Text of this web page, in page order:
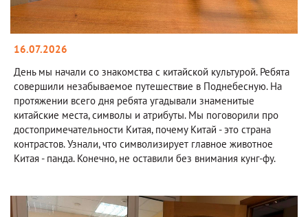
16.07.2026
День мы начали со знакомства с китайской культурой. Ребята
совершили незабываемое путешествие в Поднебесную. На
протяжении всего дня ребята угадывали знаменитые
китайские места, символы и атрибуты. Мы поговорили про
достопримечательности Китая, почему Китай - это страна
контрастов. Узнали, что символизирует главное животное
Китая - панда. Конечно, не оставили без внимания кунг-фу.